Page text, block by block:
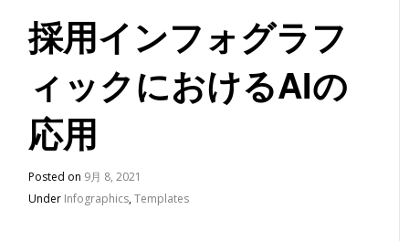
採用インフォグラフ
ィックにおけるAIの
応用
Posted on 9月 8, 2021
Under Infographics,Templates